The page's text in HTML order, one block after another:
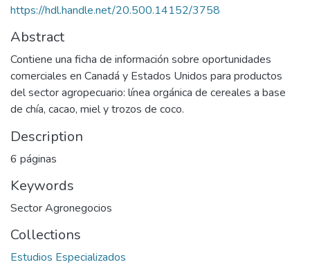
https://hdl.handle.net/20.500.14152/3758
Abstract
Contiene una ficha de información sobre oportunidades
comerciales en Canadá y Estados Unidos para productos
del sector agropecuario: línea orgánica de cereales a base
de chía, cacao, miel y trozos de coco.
Description
6 páginas
Keywords
Sector Agronegocios
Collections
Estudios Especializados